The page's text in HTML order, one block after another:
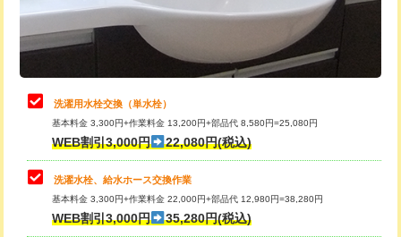
用（追加）/3ｍ超え)
給水管工事※（ライニング鋼管・銅
管・ポリ管・HT管使用/3ｍまで)
44,000円
給水管工事※（ライニング鋼管・銅
管・ポリ管・HT管使用/3ｍ超え)
排水管工事（土の掘削・埋め戻し作
業）
排水管工事（排水管工事/3ｍまで） 55,000円
止水・漏水調査・防水処理・清掃・修
理・調整・分解・加工など（軽作業）
11,000円
止水・漏水調査・防水処理・清掃・修
理・調整・分解・加工など（中作業）
22,000円
止水・漏水調査・防水処理・清掃・修
理・調整・分解・加工など（重作業）
33,000円
キッチンタンク脱着
その他部品の脱着
洗濯用水栓交換（単水栓）
基本料金 3,300円+作業料金 13,200円+部品代 8,580円=25,080円
WEB割引3,000円 22,080円(税込)
洗濯水栓、給水ホース交換作業
基本料金 3,300円+作業料金 22,000円+部品代 12,980円=38,280円
WEB割引3,000円 35,280円(税込)